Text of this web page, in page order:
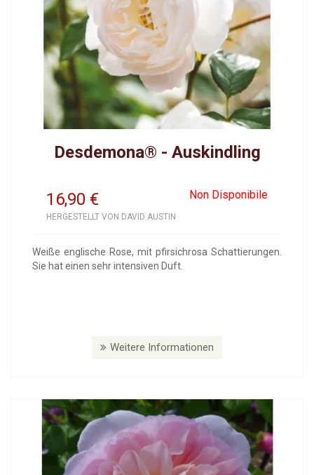
Desdemona® - Auskindling
16,90 Non Disponibile
€
HERGESTELLT VON DAVID AUSTIN
Weiße englische Rose, mit pfirsichrosa Schattierungen.
Sie hat einen sehr intensiven Duft.
Weitere Informationen